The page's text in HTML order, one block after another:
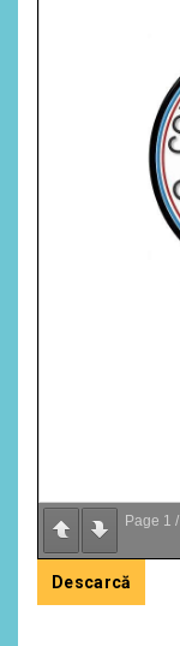
Page 1 /
Descarcă